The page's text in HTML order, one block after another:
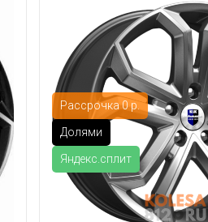
Рассрочка 0 р.
Долями
Яндекс.сплит